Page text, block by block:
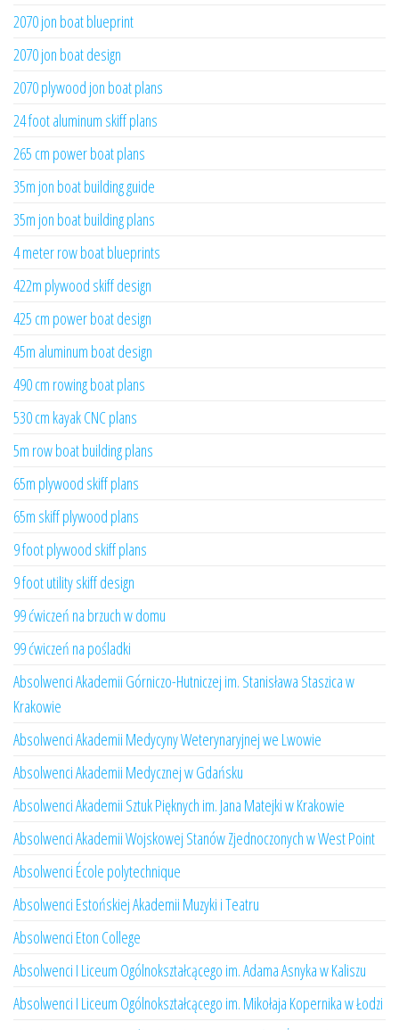
2070 jon boat blueprint
2070 jon boat design
2070 plywood jon boat plans
24 foot aluminum skiff plans
265 cm power boat plans
35m jon boat building guide
35m jon boat building plans
4 meter row boat blueprints
422m plywood skiff design
425 cm power boat design
45m aluminum boat design
490 cm rowing boat plans
530 cm kayak CNC plans
5m row boat building plans
65m plywood skiff plans
65m skiff plywood plans
9 foot plywood skiff plans
9 foot utility skiff design
99 ćwiczeń na brzuch w domu
99 ćwiczeń na pośladki
Absolwenci Akademii Górniczo-Hutniczej im. Stanisława Staszica w
Krakowie
Absolwenci Akademii Medycyny Weterynaryjnej we Lwowie
Absolwenci Akademii Medycznej w Gdańsku
Absolwenci Akademii Sztuk Pięknych im. Jana Matejki w Krakowie
Absolwenci Akademii Wojskowej Stanów Zjednoczonych w West Point
Absolwenci École polytechnique
Absolwenci Estońskiej Akademii Muzyki i Teatru
Absolwenci Eton College
Absolwenci I Liceum Ogólnokształcącego im. Adama Asnyka w Kaliszu
Absolwenci I Liceum Ogólnokształcącego im. Mikołaja Kopernika w Łodzi